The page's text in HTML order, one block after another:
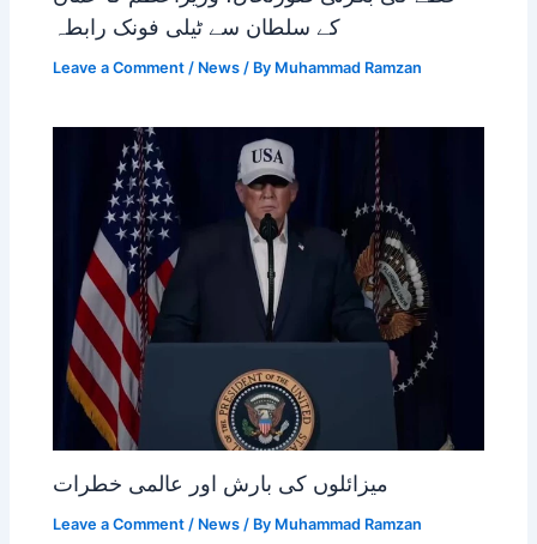
کے سلطان سے ٹیلی فونک رابطہ
Leave a Comment / News / By Muhammad Ramzan
میزائلوں کی بارش اور عالمی خطرات
Leave a Comment / News / By Muhammad Ramzan